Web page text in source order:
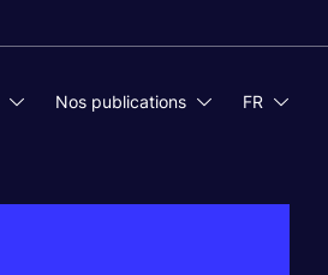
Nos publications FR